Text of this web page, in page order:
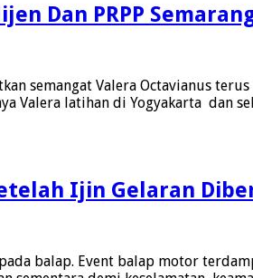
Dan PRPP
semangat Valera Octavianus
Valera latihan di Yogyakarta
Ijin Gelaran
balap. Event balap motor